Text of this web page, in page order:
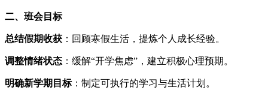
二、班会目标
总结假期收获 ：回顾寒假生活，提炼个人成长经验。
调整情绪状态 ：缓解“开学焦虑”，建立积极心理预期。
明确新学期目标：制定可执行的学习与生活计划。